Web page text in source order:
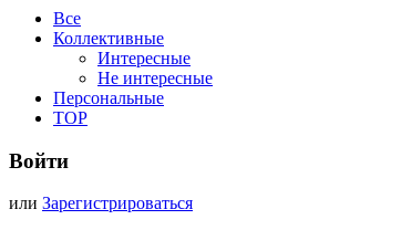
Все
Коллективные
Интересные
Не интересные
Персональные
TOP
Войти
или Зарегистрироваться